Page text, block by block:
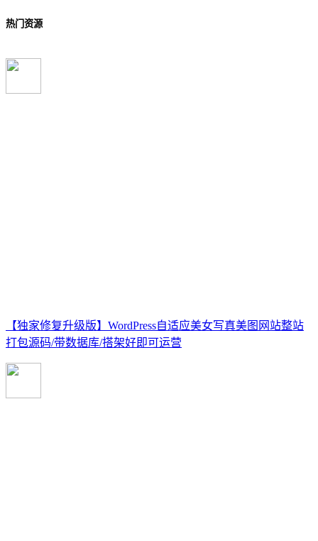
热门资源
【独家修复升级版】WordPress自适应美女写真美图网站整站
打包源码/带数据库/搭架好即可运营